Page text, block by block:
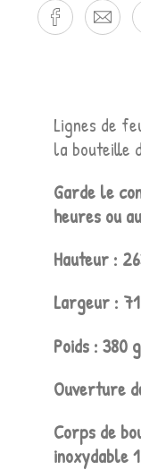
Lignes de
la bouteille
Garde le
heures ou
Hauteur :
Largeur :
Poids : 380 g
Ouverture
Corps de
inoxydable
Référence